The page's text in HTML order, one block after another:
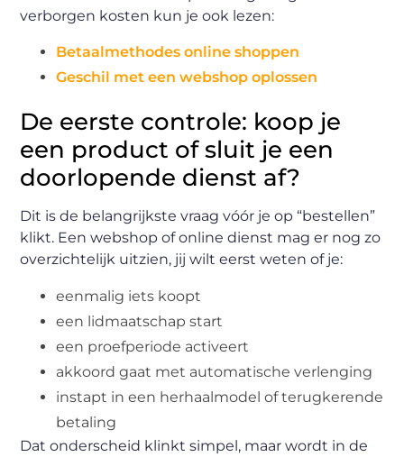
verborgen kosten kun je ook lezen:
Betaalmethodes online shoppen
Geschil met een webshop oplossen
De eerste controle: koop je
een product of sluit je een
doorlopende dienst af?
Dit is de belangrijkste vraag vóór je op “bestellen”
klikt. Een webshop of online dienst mag er nog zo
overzichtelijk uitzien, jij wilt eerst weten of je:
eenmalig iets koopt
een lidmaatschap start
een proefperiode activeert
akkoord gaat met automatische verlenging
instapt in een herhaalmodel of terugkerende
betaling
Dat onderscheid klinkt simpel, maar wordt in de